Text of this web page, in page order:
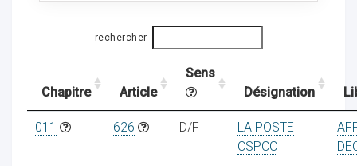
rechercher
Chapitre Article
Sens
Désignation
011 626 D/F
LA POSTE
CSPCC